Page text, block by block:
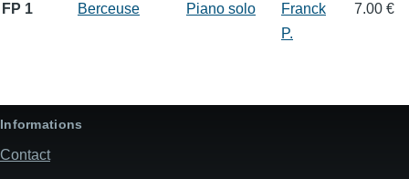
FP 1 Berceuse Piano solo
Franck
P.
7.00 €
Informations
Contact